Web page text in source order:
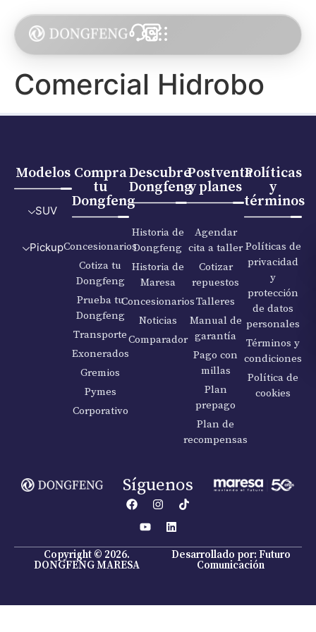
Comercial Hidrobo
Modelos
SUV
Pickup
Compra
tu
Dongfeng
Concesionarios
Cotiza tu
Dongfeng
Prueba tu
Dongfeng
Transporte
Exonerados
Gremios
Pymes
Corporativo
Descubre
Dongfeng
Historia de
Dongfeng
Historia de
Maresa
Concesionarios
Noticias
Comparador
Postventa
y planes
Agendar
cita a taller
Cotizar
repuestos
Talleres
Manual de
garantía
Pago con
millas
Plan
prepago
Plan de
recompensas
Políticas
y
términos
Políticas de
privacidad
y
protección
de datos
personales
Términos y
condiciones
Política de
cookies
Síguenos
Copyright © 2026.
DONGFENG MARESA
Desarrollado por: Futuro
Comunicación